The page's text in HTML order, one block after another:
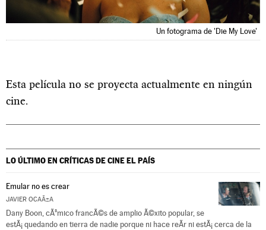
Un fotograma de 'Die My Love'
Esta película no se proyecta actualmente en ningún
cine.
LO ÚLTIMO EN CRÍTICAS DE CINEEL PAÍS
Emular no es crear
JAVIER OCAÃ±A
Dany Boon, cÃ³mico francÃ©s de amplio Ã©xito popular, se
estÃ¡ quedando en tierra de nadie porque ni hace reÃ­r ni estÃ¡ cerca de la